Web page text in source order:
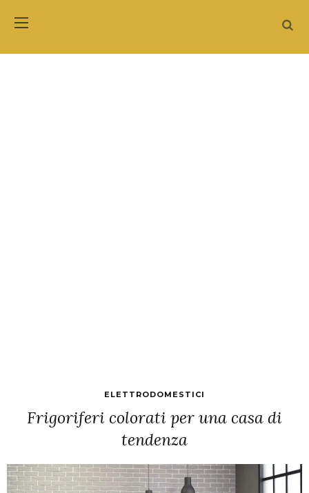
ELETTRODOMESTICI
Frigoriferi colorati per una casa di
tendenza